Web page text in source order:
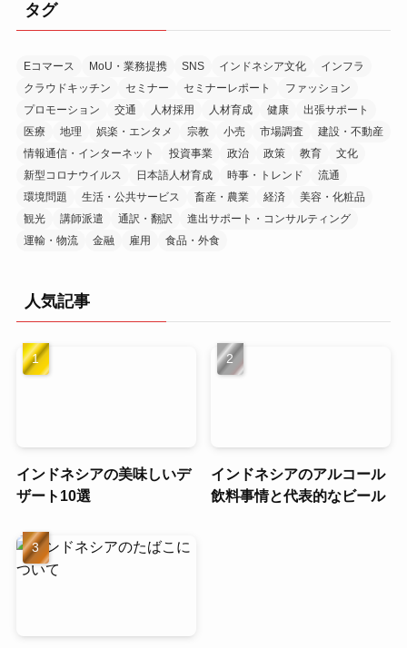
ブ
タグ
Eコマース MoU・業務提携 SNS インドネシア文化
インフラ
クラウドキッチン
セミナー セミナーレポート
ファッション
プロモーション
交通 人材採用 人材育成 健康
出張サポート
医療
地理 娯楽・エンタメ 宗教 小売 市場調査
建設・不動産
情報通信・インターネット
投資事業 政治 政策 教育
文化
新型コロナウイルス
日本語人材育成 時事・トレンド
流通
環境問題
生活・公共サービス 畜産・農業 経済
美容・化粧品
観光
講師派遣 通訳・翻訳
進出サポート・コンサルティング
運輸・物流
金融 雇用 食品・外食
人気記事
インドネシアの美味しいデ
ザート10選
インドネシアのアルコール
飲料事情と代表的なビール